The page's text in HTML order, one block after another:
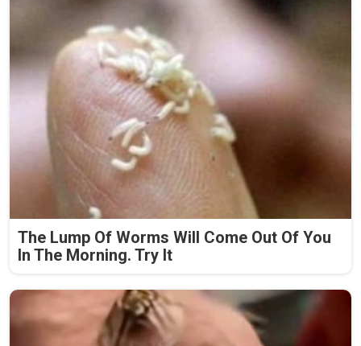
The Lump Of Worms Will Come Out Of You
In The Morning. Try It